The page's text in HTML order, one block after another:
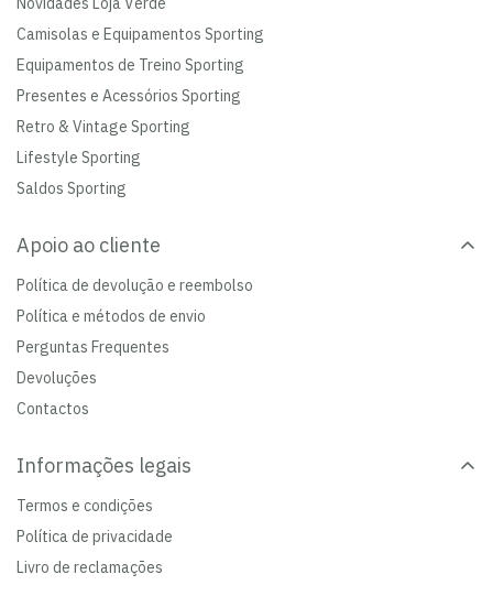
Camisolas e Equipamentos Sporting
Equipamentos de Treino Sporting
Presentes e Acessórios Sporting
Retro & Vintage Sporting
Lifestyle Sporting
Saldos Sporting
Apoio ao cliente
Política de devolução e reembolso
Política e métodos de envio
Perguntas Frequentes
Devoluções
Contactos
Informações legais
Termos e condições
Política de privacidade
Livro de reclamações